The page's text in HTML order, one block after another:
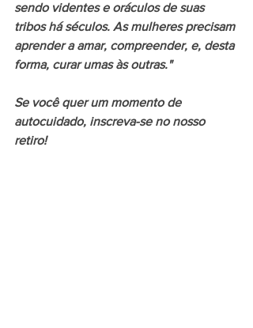
sendo videntes e oráculos de suas
tribos há séculos. As mulheres precisam
aprender a amar, compreender, e, desta
forma, curar umas às outras."
Se você quer um momento de
autocuidado, inscreva-se no nosso
retiro!